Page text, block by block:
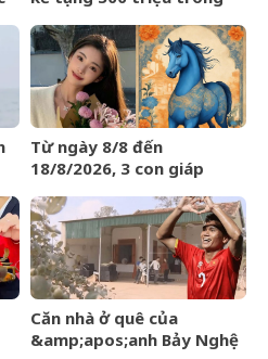
‘gây sốt’
Từ ngày 8/8 đến
18/8/2026, 3 con giáp
HIẾM CÓ, tiền bạc tự động
kéo về
Căn nhà ở quê của
&amp;apos;anh Bảy Nghệ